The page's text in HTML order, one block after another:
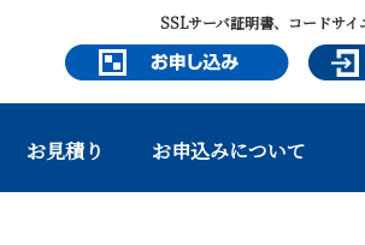
SSLサーバ証明書、コードサ
お見積り お申込みについて